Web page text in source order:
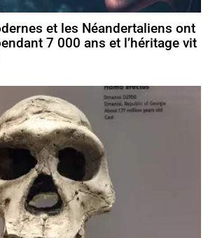
et les Néandertaliens ont
7 000 ans et l’héritage vit